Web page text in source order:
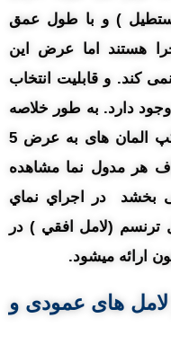
) و با طول عمق
هستند اما عرض این
تجاوز نمی کند. و قابلیت انتخاب
دارد. به طور خلاصه
در نمای کرتین وال سیستم فیس کپ المان های به عرض 5
هر مدول نما مشاهده
بخشد در اجراي نماي
ترنسم (لامل افقي ) در
ارائه ميشود.
لامل های عمودی و